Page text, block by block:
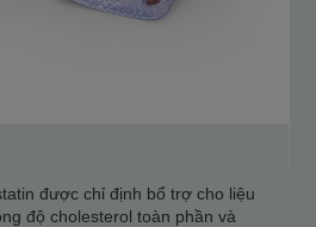
được chỉ định bổ trợ cho liệu
độ cholesterol toàn phần và